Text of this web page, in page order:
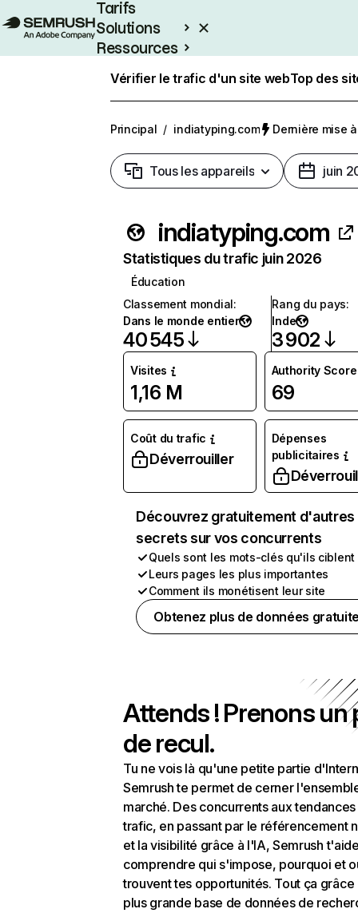
Tarifs
Solutions
Ressources
Vérifier le trafic d'un site webTop des
Principal / indiatyping.com Dernière mise
Tous les appareils juin
indiatyping.com
Statistiques du trafic juin 2026
Éducation
Classement mondial:
Dans le monde entier
40 545
Rang du pays:
Inde
3 902
Visites
1,16 M
Authority Score
69
Coût du trafic
Déverrouiller
Dépenses
publicitaires
Découvrez gratuitement d'autres
secrets sur vos concurrents
Quels sont les mots-clés qu'ils ciblent
Leurs pages les plus importantes
Comment ils monétisent leur site
Obtenez plus de données
Attends ! Prenons un
de recul.
Tu ne vois là qu'une petite partie
Semrush te permet de cerner
marché. Des concurrents aux
trafic, en passant par le référencement
et la visibilité grâce à l'IA, Semrush
comprendre qui s'impose, pourquoi et
trouvent tes opportunités. Tout ça grâce
plus grande base de données de